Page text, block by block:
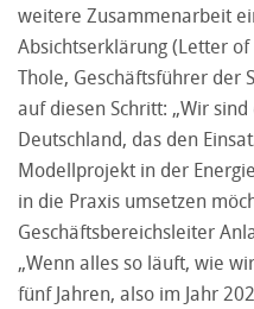
weitere Zusammenarbeit
Absichtserklärung (Letter
Thole, Geschäftsführer der
auf diesen Schritt: „Wir
Deutschland, das den
Modellprojekt in der
in die Praxis umsetzen
Geschäftsbereichsleiter
„Wenn alles so läuft, wie
fünf Jahren, also im Jahr